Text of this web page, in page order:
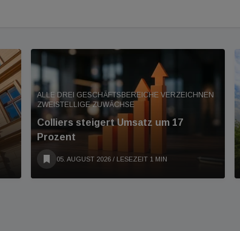
ALLE DREI GESCHÄFTSBEREICHE VERZEICHNEN
ZWEISTELLIGE ZUWÄCHSE
Colliers steigert Umsatz um 17
Prozent
05. AUGUST 2026 / LESEZEIT 1 MIN